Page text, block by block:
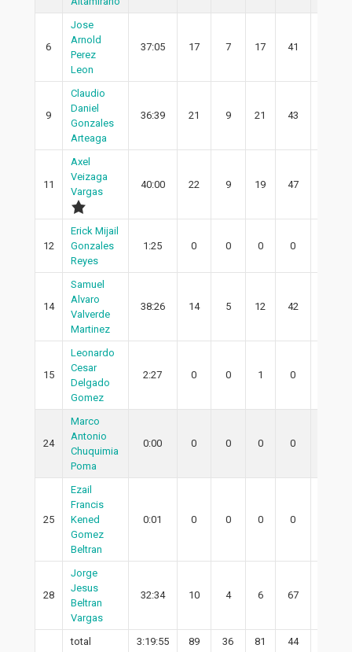
6
Jose
Arnold
Perez
Leon
37:05 17 7 17 41
9
Claudio
Daniel
Gonzales
Arteaga
36:39 21 9 21 43
11
Axel
Veizaga
Vargas
40:00 22 9 19 47
12
Erick Mijail
Gonzales
Reyes
1:25 0 0 0 0
14
Samuel
Alvaro
Valverde
Martinez
38:26 14 5 12 42
15
Leonardo
Cesar
Delgado
Gomez
2:27 0 0 1 0
24
Marco
Antonio
Chuquimia
Poma
0:00 0 0 0 0
25
Ezail
Francis
Kened
Gomez
Beltran
0:01 0 0 0 0
28
Jorge
Jesus
Beltran
Vargas
32:34 10 4 6 67
total 3:19:55 89 36 81 44